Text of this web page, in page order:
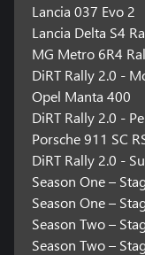
Lancia 037 Evo 2
Lancia Delta S4
MG Metro 6R4
DiRT Rally 2.0 -
Opel Manta 400
DiRT Rally 2.0 -
Porsche 911 SC
DiRT Rally 2.0 -
Season One –
Season One –
Season Two –
Season Two –